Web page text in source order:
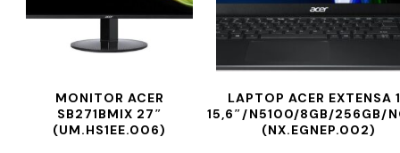
MONITOR ACER
SB271BMIX 27″
(UM.HS1EE.006)
LAPTOP ACER EXTENSA
15,6″/N5100/8GB/256GB/
(NX.EGNEP.002)